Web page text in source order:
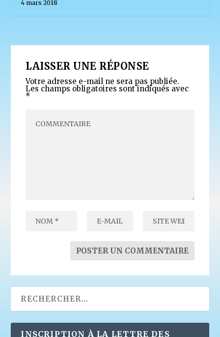
4 mars 2018
LAISSER UNE RÉPONSE
Votre adresse e-mail ne sera pas publiée.
Les champs obligatoires sont indiqués avec
*
INSCRIPTION À LA LETTRE DES